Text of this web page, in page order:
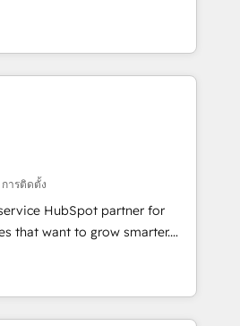
mid-market & enterprise
winning
Technical Expertise Impact
Migration Excellence Impact
Partner 🏆2019
Impact Award 🏆2019
HubSpot Impact Award 🏆
HubSpot Impact Award 🏆2017
Agency of the Year 🏆2016
Impact Award 🏆2015
การติดตั้ง
HubSpot partner for
that want to grow smarter.
to lead generation and
do it all (and with great